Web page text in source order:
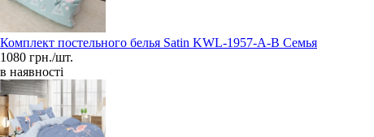
Комплект постельного белья Satin KWL-1957-A-B Семья
1080 грн./шт.
в наявності